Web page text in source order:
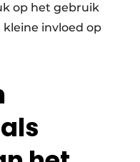
op het gebruik
invloed op